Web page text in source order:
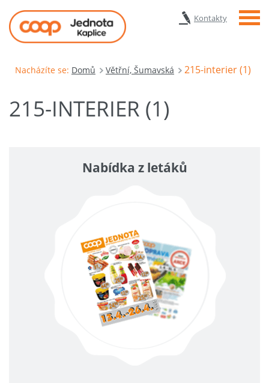
Kontakty Menu
Nacházíte se: Domů Větřní, Šumavská 215-interier (1)
215-INTERIER (1)
Nabídka z letáků